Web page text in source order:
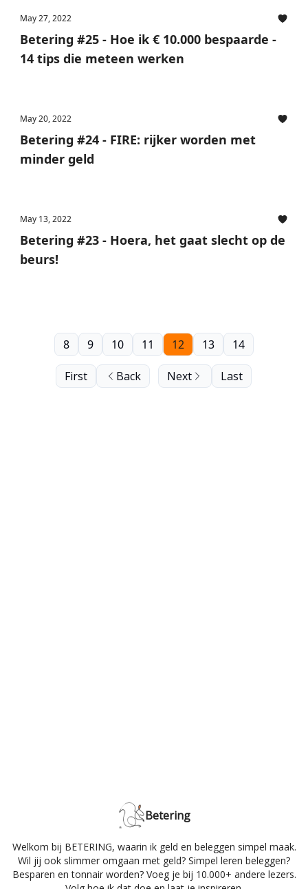
May 27, 2022
Betering #25 - Hoe ik € 10.000 bespaarde -
14 tips die meteen werken
May 20, 2022
Betering #24 - FIRE: rijker worden met
minder geld
May 13, 2022
Betering #23 - Hoera, het gaat slecht op de
beurs!
First Back
8 9 10 11 12 13 14
Next Last
Betering
Welkom bij BETERING, waarin ik geld en beleggen simpel maak.
Wil jij ook slimmer omgaan met geld? Simpel leren beleggen?
Besparen en tonnair worden? Voeg je bij 10.000+ andere lezers.